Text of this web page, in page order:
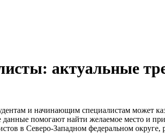
актуальные
и начинающим специалистам может
помогают найти желаемое место и
в Северо-Западном федеральном округе,